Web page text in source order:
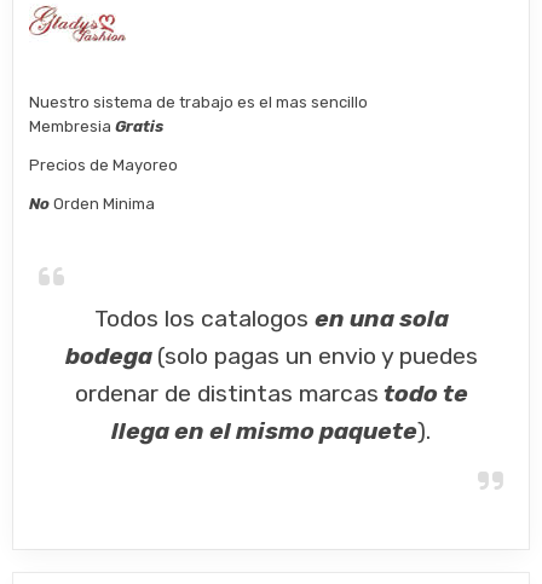
Nuestro sistema de trabajo es el mas sencillo
MembresiaGratis
Precios de Mayoreo
No Orden Minima
Todos los catalogos en una sola
bodega (solo pagas un envio y puedes
ordenar de distintas marcas todo te
llega en el mismo paquete).